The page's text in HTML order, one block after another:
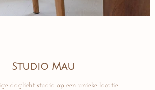
Studio Mau
daglicht studio op een unieke locatie!